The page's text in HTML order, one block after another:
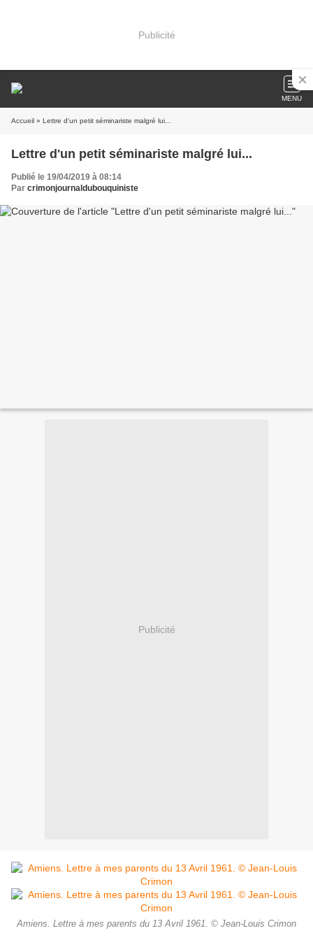
Publicité
MENU
Accueil » Lettre d'un petit séminariste malgré lui...
Lettre d'un petit séminariste malgré lui...
Publié le 19/04/2019 à 08:14
Par crimonjournaldubouquiniste
Publicité
Amiens. Lettre à mes parents du 13 Avril 1961. © Jean-Louis Crimon